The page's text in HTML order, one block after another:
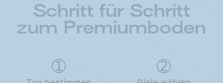
Schritt für Schritt
zum Premiumboden